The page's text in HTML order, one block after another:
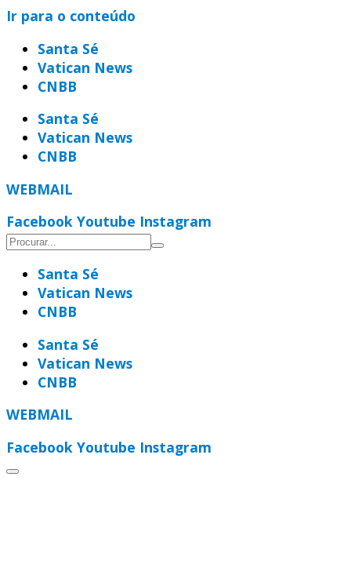
Ir para o conteúdo
Santa Sé
Vatican News
CNBB
Santa Sé
Vatican News
CNBB
WEBMAIL
Facebook Youtube Instagram
Santa Sé
Vatican News
CNBB
Santa Sé
Vatican News
CNBB
WEBMAIL
Facebook Youtube Instagram